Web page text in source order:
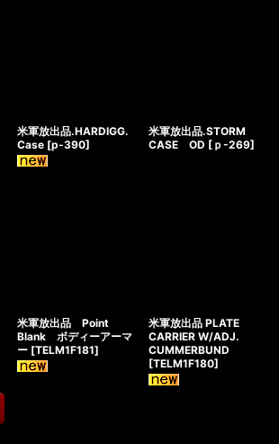
米軍放出品.HARDIGG.
Case [p-390]
米軍放出品.STORM
CASE OD [ｐ-269]
米軍放出品 Point
Blank ボディーアーマ
ー [TELM1F181]
米軍放出品 PLATE
CARRIER W/ADJ.
CUMMERBUND
[TELM1F180]